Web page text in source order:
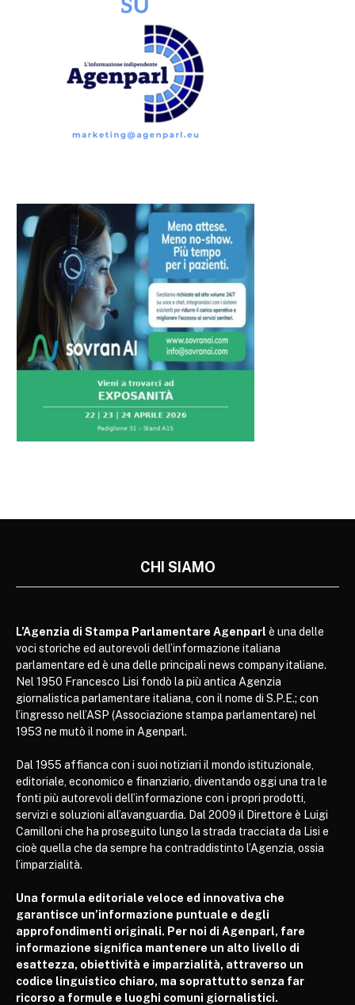
CHI SIAMO
L’Agenzia di Stampa Parlamentare Agenparl è una delle
voci storiche ed autorevoli dell’informazione italiana
parlamentare ed è una delle principali news company italiane.
Nel 1950 Francesco Lisi fondò la più antica Agenzia
giornalistica parlamentare italiana, con il nome di S.P.E.; con
l’ingresso nell’ASP (Associazione stampa parlamentare) nel
1953 ne mutò il nome in Agenparl.
Dal 1955 affianca con i suoi notiziari il mondo istituzionale,
editoriale, economico e finanziario, diventando oggi una tra le
fonti più autorevoli dell’informazione con i propri prodotti,
servizi e soluzioni all’avanguardia. Dal 2009 il Direttore è Luigi
Camilloni che ha proseguito lungo la strada tracciata da Lisi e
cioè quella che da sempre ha contraddistinto l’Agenzia, ossia
l’imparzialità.
Una formula editoriale veloce ed innovativa che
garantisce un’informazione puntuale e degli
approfondimenti originali. Per noi di Agenparl, fare
informazione significa mantenere un alto livello di
esattezza, obiettività e imparzialità, attraverso un
codice linguistico chiaro, ma soprattutto senza far
ricorso a formule e luoghi comuni giornalistici.